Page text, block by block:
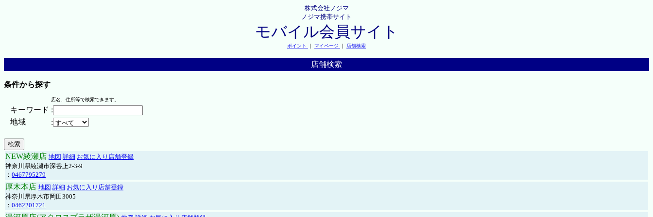
株式会社ノジマ
ノジマ携帯サイト
モバイル会員サイト
ポイント ｜ マイページ ｜ 店舗検索
店舗検索
条件から探す
店名、住所等で検索できます。
キーワード :
地域
:
NEW綾瀬店 地図 詳細 お気に入り店舗登録
神奈川県綾瀬市深谷上2-3-9
： 0467795279
厚木本店 地図 詳細 お気に入り店舗登録
神奈川県厚木市岡田3005
： 0462201721